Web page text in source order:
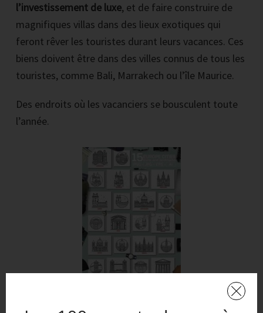
l’investissement de luxe, et de faire construire de
magnifiques villas dans des lieux exotiques qui
feront rêver les touristes durant leurs vacances. Ces
biens doivent être dans des villes connus de tous les
touristes, comme Bali, Marrakech ou l’île Maurice.
Des endroits où les vacanciers se bousculent toute
l’année.